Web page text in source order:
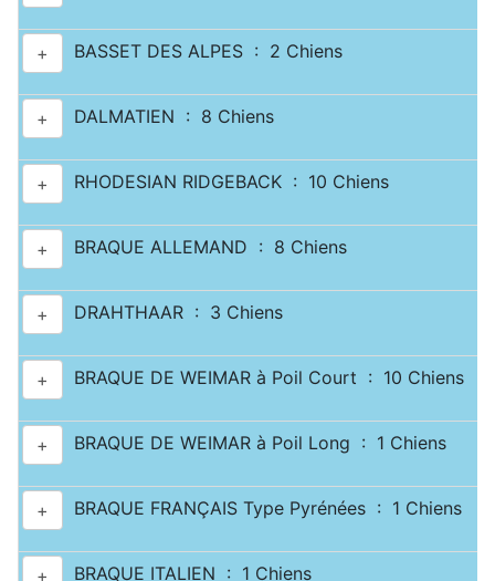
+ BASSET DES ALPES : 2 Chiens
+ DALMATIEN : 8 Chiens
+ RHODESIAN RIDGEBACK : 10 Chiens
+ BRAQUE ALLEMAND : 8 Chiens
+ DRAHTHAAR : 3 Chiens
+ BRAQUE DE WEIMAR à Poil Court : 10 Chiens
+ BRAQUE DE WEIMAR à Poil Long : 1 Chiens
+ BRAQUE FRANÇAIS Type Pyrénées : 1 Chiens
+ BRAQUE ITALIEN : 1 Chiens